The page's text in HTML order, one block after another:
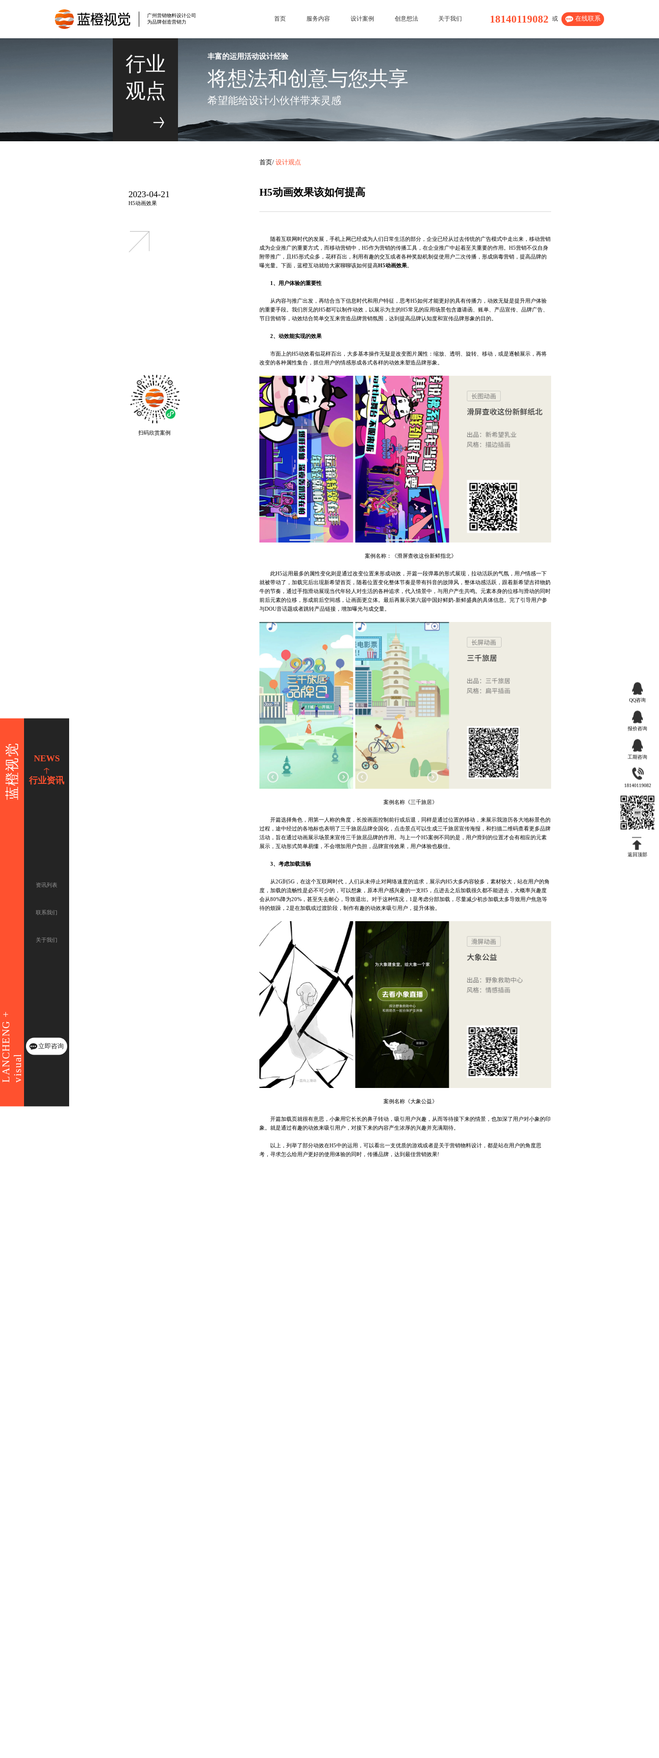
广州营销物料设计公司
为品牌创造营销力
首页 服务内容 设计案例 创意想法 关于我们 18140119082 或 在线联系
丰富的运用活动设计经验
将想法和创意与您共享
希望能给设计小伙伴带来灵感
行业
观点
蓝橙视觉
LANCHENG +visual
NEWS
行业资讯
资讯列表
联系我们
关于我们
立即咨询
QQ咨询
报价咨询
工期咨询
18140119082
返回顶部
2023-04-21
H5动画效果
首页/设计观点
H5动画效果该如何提高
随着互联网时代的发展，手机上网已经成为人们日常生活的部分，企业已经从过去传统的广告模式中走出来，移动营销
成为企业推广的重要方式，而移动营销中，H5作为营销的传播工具，在企业推广中起着至关重要的作用。H5营销不仅自身
附带推广，且H5形式众多，花样百出，利用有趣的交互或者各种奖励机制促使用户二次传播，形成病毒营销，提高品牌的
曝光量。下面，蓝橙互动就给大家聊聊该如何提高H5动画效果。
1、用户体验的重要性
从内容与推广出发，再结合当下信息时代和用户特征，思考H5如何才能更好的具有传播力，动效无疑是提升用户体验
的重要手段。我们所见的H5都可以制作动效，以展示为主的H5常见的应用场景包含邀请函、账单、产品宣传、品牌广告、
节日营销等，动效结合简单交互来营造品牌营销氛围，达到提高品牌认知度和宣传品牌形象的目的。
2、动效能实现的效果
市面上的H5动效看似花样百出，大多基本操作无疑是改变图片属性：缩放、透明、旋转、移动，或是逐帧展示，再将
改变的各种属性集合，抓住用户的情感形成各式各样的动效来塑造品牌形象。
案例名称：《滑屏查收这份新鲜指北》
此H5运用最多的属性变化则是通过改变位置来形成动效，开篇一段弹幕的形式展现，拉动活跃的气氛，用户情感一下
就被带动了，加载完后出现新希望首页，随着位置变化整体节奏是带有抖音的故障风，整体动感活跃，跟着新希望吉祥物奶
牛的节奏，通过手指滑动展现当代年轻人对生活的各种追求，代入情景中，与用户产生共鸣。元素本身的位移与滑动的同时
前后元素的位移，形成前后空间感，让画面更立体。最后再展示第六届中国好鲜奶-新鲜盛典的具体信息。完了引导用户参
与DOU音话题或者跳转产品链接，增加曝光与成交量。
案例名称《三千旅居》
开篇选择角色，用第一人称的角度，长按画面控制前行或后退，同样是通过位置的移动，来展示我游历各大地标景色的
过程，途中经过的各地标也表明了三千旅居品牌全国化，点击景点可以生成三千旅居宣传海报，和扫描二维码查看更多品牌
活动，旨在通过动画展示场景来宣传三千旅居品牌的作用。与上一个H5案例不同的是，用户滑到的位置才会有相应的元素
展示，互动形式简单易懂，不会增加用户负担，品牌宣传效果，用户体验也极佳。
3、考虑加载流畅
从2G到5G，在这个互联网时代，人们从未停止对网络速度的追求，展示内H5大多内容较多，素材较大，站在用户的角
度，加载的流畅性是必不可少的，可以想象，原本用户感兴趣的一支H5，点进去之后加载很久都不能进去，大概率兴趣度
会从80%降为20%，甚至失去耐心，导致退出。对于这种情况，1是考虑分部加载，尽量减少初步加载太多导致用户焦急等
待的烦躁，2是在加载或过渡阶段，制作有趣的动效来吸引用户，提升体验。
案例名称《大象公益》
开篇加载页就很有意思，小象用它长长的鼻子转动，吸引用户兴趣，从而等待接下来的情景，也加深了用户对小象的印
象。就是通过有趣的动效来吸引用户，对接下来的内容产生浓厚的兴趣并充满期待。
以上，列举了部分动效在H5中的运用，可以看出一支优质的游戏或者是关于营销物料设计 ，都是站在用户的角度思
考，寻求怎么给用户更好的使用体验的同时，传播品牌，达到最佳营销效果!